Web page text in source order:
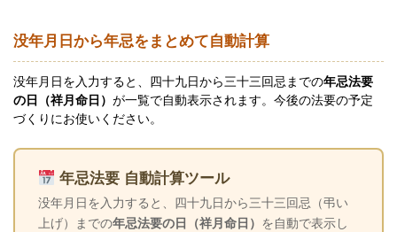
没年月日から年忌をまとめて自動計算
没年月日を入力すると、四十九日から三十三回忌までの年忌法要
の日（祥月命日） が一覧で自動表示されます。今後の法要の予定
づくりにお使いください。
年忌法要 自動計算ツール
没年月日を入力すると、四十九日から三十三回忌（弔い
上げ）までの年忌法要の日（祥月命日） を自動で表示し